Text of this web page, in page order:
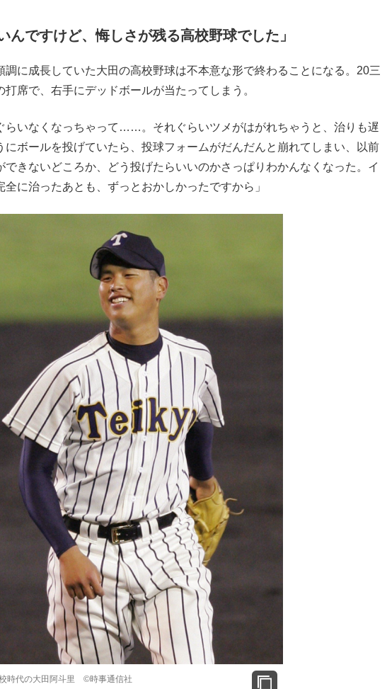
んですけど、悔しさが残る高校野球でした」
に成長していた大田の高校野球は不本意な形で終わることになる。20三
席で、右手にデッドボールが当たってしまう。
らいなくなっちゃって……。それぐらいツメがはがれちゃうと、治りも遅
にボールを投げていたら、投球フォームがだんだんと崩れてしまい、以前
きないどころか、どう投げたらいいのかさっぱりわかんなくなった。イ
に治ったあとも、ずっとおかしかったですから」
時代の大田阿斗里 ©時事通信社